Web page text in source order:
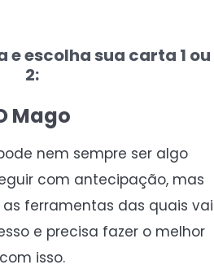
e escolha sua carta 1 ou
2:
Mago
nem sempre ser algo
com antecipação, mas
ferramentas das quais vai
e precisa fazer o melhor
com isso.